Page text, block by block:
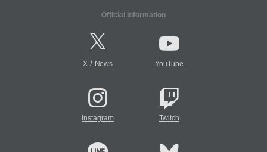
Official Information
X/ News YouTube
Instagram Twitch